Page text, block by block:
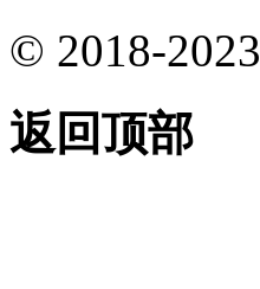
© 2018-2023
返回顶部